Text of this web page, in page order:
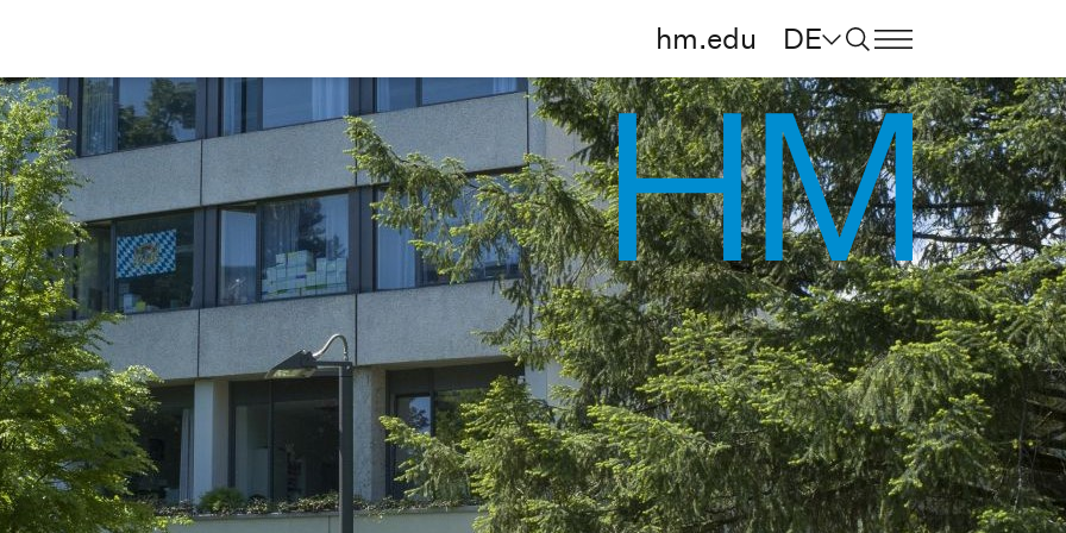
hm.edu DE